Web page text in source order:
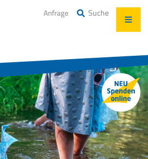
Anfrage Suche